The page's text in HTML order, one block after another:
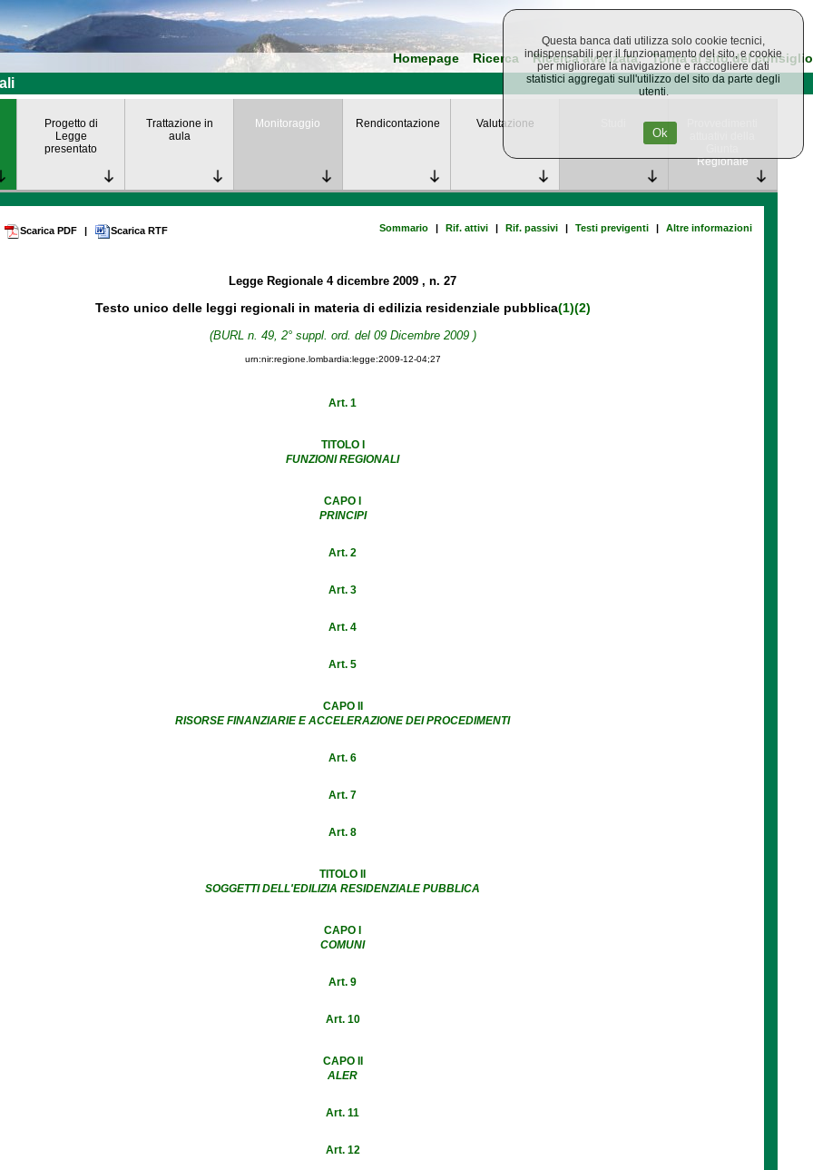
Homepage Ricerca Ricerca avanzata Torna al sito del consiglio
Progetto di
Legge
presentato
Trattazione in
aula
Monitoraggio Rendicontazione Valutazione
Regionale
Scarica PDF | Scarica RTF Sommario | Rif. attivi | Rif. passivi | Testi previgenti | Altre informazioni
Legge Regionale4 dicembre 2009, n. 27
Testo unico delle leggi regionali in materia di edilizia residenziale pubblica(1)(2)
(BURL n. 49, 2° suppl. ord. del 09 Dicembre 2009 )
urn:nir:regione.lombardia:legge:2009-12-04;27
Art. 1
TITOLO I
FUNZIONI REGIONALI
CAPO I
PRINCIPI
Art. 2
Art. 3
Art. 4
Art. 5
CAPO II
RISORSE FINANZIARIE E ACCELERAZIONE DEI PROCEDIMENTI
Art. 6
Art. 7
Art. 8
TITOLO II
SOGGETTI DELL'EDILIZIA RESIDENZIALE PUBBLICA
CAPO I
COMUNI
Art. 9
Art. 10
CAPO II
ALER
Art. 11
Art. 12
Questa banca dati utilizza solo cookie tecnici,
indispensabili per il funzionamento del sito, e cookie
per migliorare la navigazione e raccogliere dati
statistici aggregati sull'utilizzo del sito da parte degli
utenti.
Ok